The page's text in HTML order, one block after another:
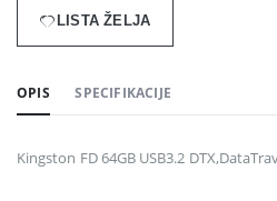
LISTA ŽELJA
OPIS SPECIFIKACIJE
Kingston FD 64GB USB3.2